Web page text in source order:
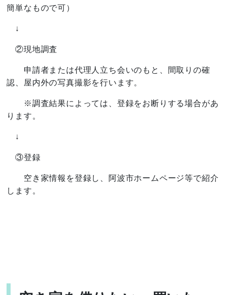
簡単なもので可）
↓
②現地調査
申請者または代理人立ち会いのもと、間取りの確
認、屋内外の写真撮影を行います。
※調査結果によっては、登録をお断りする場合があ
ります。
↓
③登録
空き家情報を登録し、阿波市ホームページ等で紹介
します。